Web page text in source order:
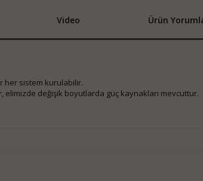
Video Ürün
her sistem kurulabilir.
elimizde değişik boyutlarda güç kaynakları mevcuttur.